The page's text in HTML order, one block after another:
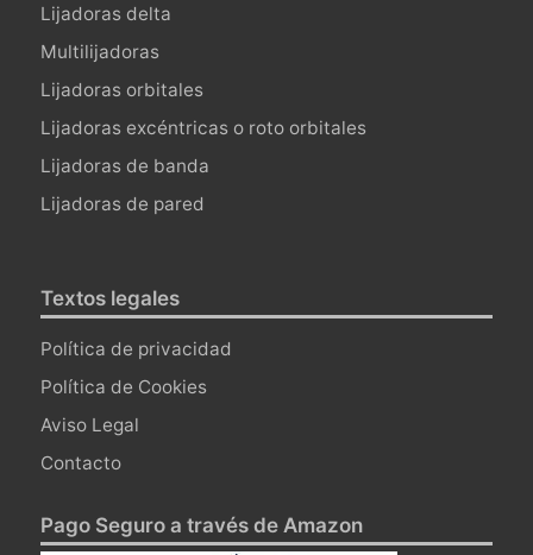
Lijadoras delta
Multilijadoras
Lijadoras orbitales
Lijadoras excéntricas o roto orbitales
Lijadoras de banda
Lijadoras de pared
Textos legales
Política de privacidad
Política de Cookies
Aviso Legal
Contacto
Pago Seguro a través de Amazon